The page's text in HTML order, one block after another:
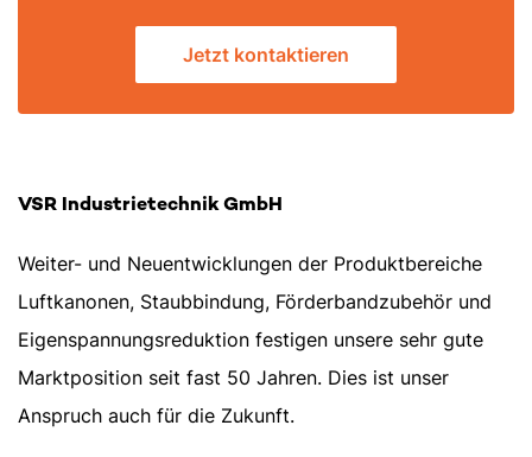
Jetzt kontaktieren
VSR Industrietechnik GmbH
Weiter- und Neuentwicklungen der Produktbereiche
Luftkanonen, Staubbindung, Förderbandzubehör und
Eigenspannungsreduktion festigen unsere sehr gute
Marktposition seit fast 50 Jahren. Dies ist unser
Anspruch auch für die Zukunft.